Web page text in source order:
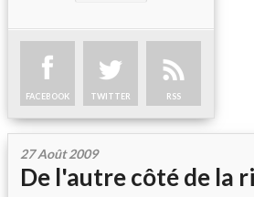
FACEBOOK TWITTER RSS
27 Août 2009
De l'autre côté de la